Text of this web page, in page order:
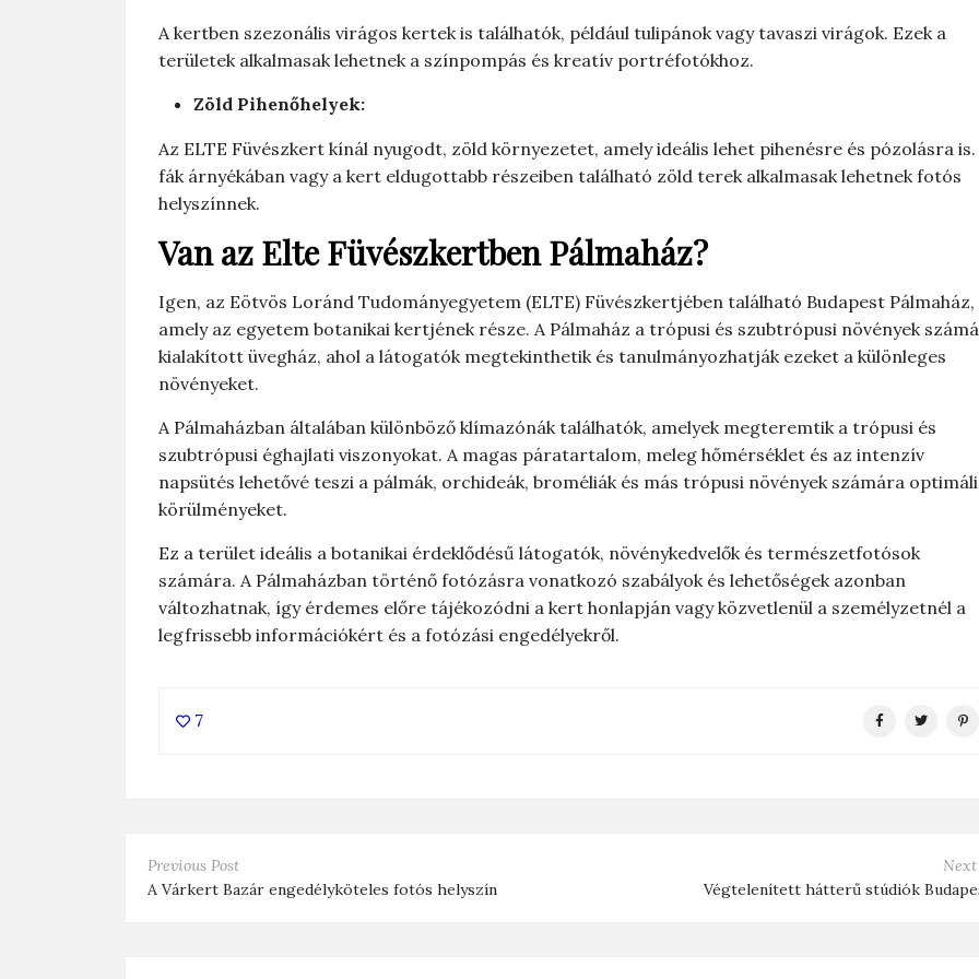
A kertben szezonális virágos kertek is találhatók, például tulipánok vagy tavaszi virágok. Ezek a
területek alkalmasak lehetnek a színpompás és kreatív portréfotókhoz.
Zöld Pihenőhelyek:
Az ELTE Füvészkert kínál nyugodt, zöld környezetet, amely ideális lehet pihenésre és pózolásra is.
fák árnyékában vagy a kert eldugottabb részeiben található zöld terek alkalmasak lehetnek fotós
helyszínnek.
Vanaz Elte Füvészkertben Pálmaház?
Igen, az Eötvös Loránd Tudományegyetem (ELTE) Füvészkertjében található Budapest Pálmaház,
amely az egyetem botanikai kertjének része. A Pálmaház a trópusi és szubtrópusi növények
kialakított üvegház, ahol a látogatók megtekinthetik és tanulmányozhatják ezeket a különleges
növényeket.
A Pálmaházban általában különböző klímazónák találhatók, amelyek megteremtik a trópusi és
szubtrópusi éghajlati viszonyokat. A magas páratartalom, meleg hőmérséklet és az intenzív
napsütés lehetővé teszi a pálmák, orchideák, broméliák és más trópusi növények számára
körülményeket.
Ez a terület ideális a botanikai érdeklődésű látogatók, növénykedvelők és természetfotósok
számára. A Pálmaházban történő fotózásra vonatkozó szabályok és lehetőségek azonban
változhatnak, így érdemes előre tájékozódni a kert honlapján vagy közvetlenül a személyzetnél a
legfrissebb információkért és a fotózási engedélyekről.
7
Previous Post
A Várkert Bazár engedélyköteles fotós helyszín
Next
Végtelenített hátterű stúdiók